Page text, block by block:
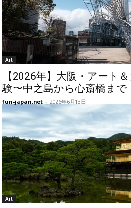
Art
【2026年】大阪・アート
験〜中之島から心斎橋まで
fun-japan.net - 2026年6月13日
Art